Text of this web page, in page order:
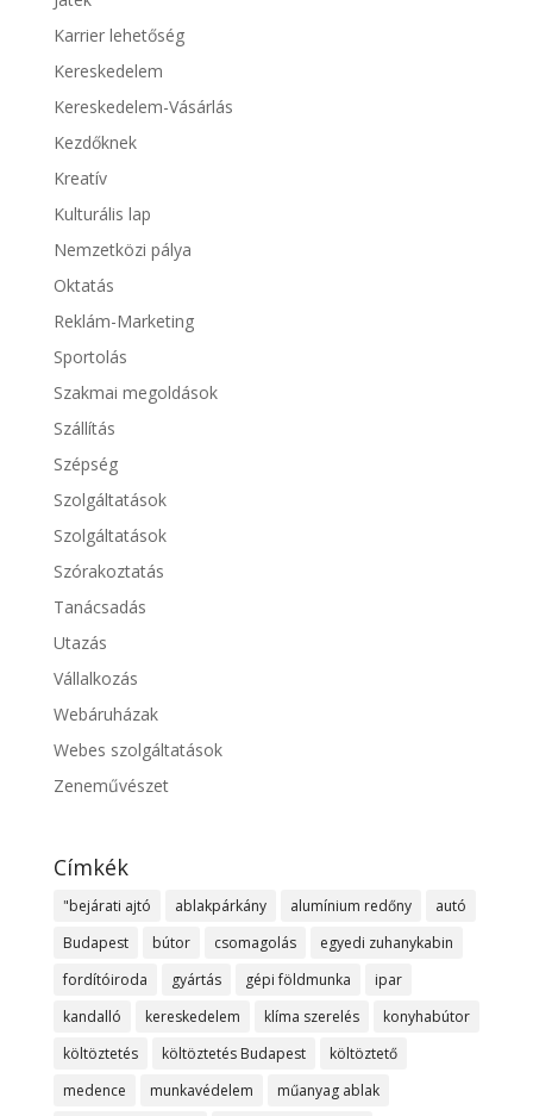
Karrier lehetőség
Kereskedelem
Kereskedelem-Vásárlás
Kezdőknek
Kreatív
Kulturális lap
Nemzetközi pálya
Oktatás
Reklám-Marketing
Sportolás
Szakmai megoldások
Szállítás
Szépség
Szolgáltatások
Szolgáltatások
Szórakoztatás
Tanácsadás
Utazás
Vállalkozás
Webáruházak
Webes szolgáltatások
Zeneművészet
Címkék
"bejárati ajtó ablakpárkány alumínium redőny
autó
Budapest
bútor csomagolás
egyedi zuhanykabin
fordítóiroda
gyártás gépi földmunka
ipar
kandalló
kereskedelem klíma szerelés
konyhabútor
költöztetés
költöztetés Budapest
költöztető
medence
munkavédelem műanyag ablak